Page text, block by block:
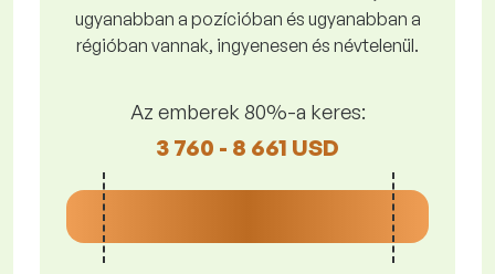
ugyanabban a pozícióban és ugyanabban a
régióban vannak, ingyenesen és névtelenül.
Az emberek 80%-a keres:
3 760 - 8 661 USD